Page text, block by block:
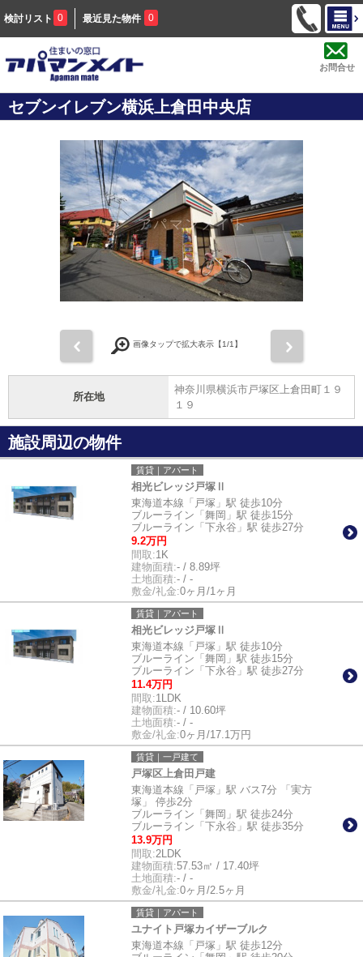
検討リスト 0 最近見た物件 0
お問合せ
セブンイレブン横浜上倉田中央店
画像タップで拡大表示【1/1】
所在地
神奈川県横浜市戸塚区上倉田町１９
１９
施設周辺の物件
賃貸｜アパート
相光ビレッジ戸塚Ⅱ
東海道本線「戸塚」駅 徒歩10分
ブルーライン「舞岡」駅 徒歩15分
ブルーライン「下永谷」駅 徒歩27分
9.2万円
間取:1K
建物面積:- / 8.89坪
土地面積:- / -
敷金/礼金:0ヶ月/1ヶ月
賃貸｜アパート
相光ビレッジ戸塚Ⅱ
東海道本線「戸塚」駅 徒歩10分
ブルーライン「舞岡」駅 徒歩15分
ブルーライン「下永谷」駅 徒歩27分
11.4万円
間取:1LDK
建物面積:- / 10.60坪
土地面積:- / -
敷金/礼金:0ヶ月/17.1万円
賃貸｜一戸建て
戸塚区上倉田戸建
東海道本線「戸塚」駅 バス7分 「実方
塚」 停歩2分
ブルーライン「舞岡」駅 徒歩24分
ブルーライン「下永谷」駅 徒歩35分
13.9万円
間取:2LDK
建物面積:57.53㎡ / 17.40坪
土地面積:- / -
敷金/礼金:0ヶ月/2.5ヶ月
賃貸｜アパート
ユナイト戸塚カイザーブルク
東海道本線「戸塚」駅 徒歩12分